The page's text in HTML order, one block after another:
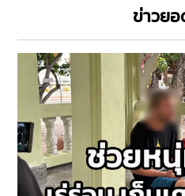
ข่าวย